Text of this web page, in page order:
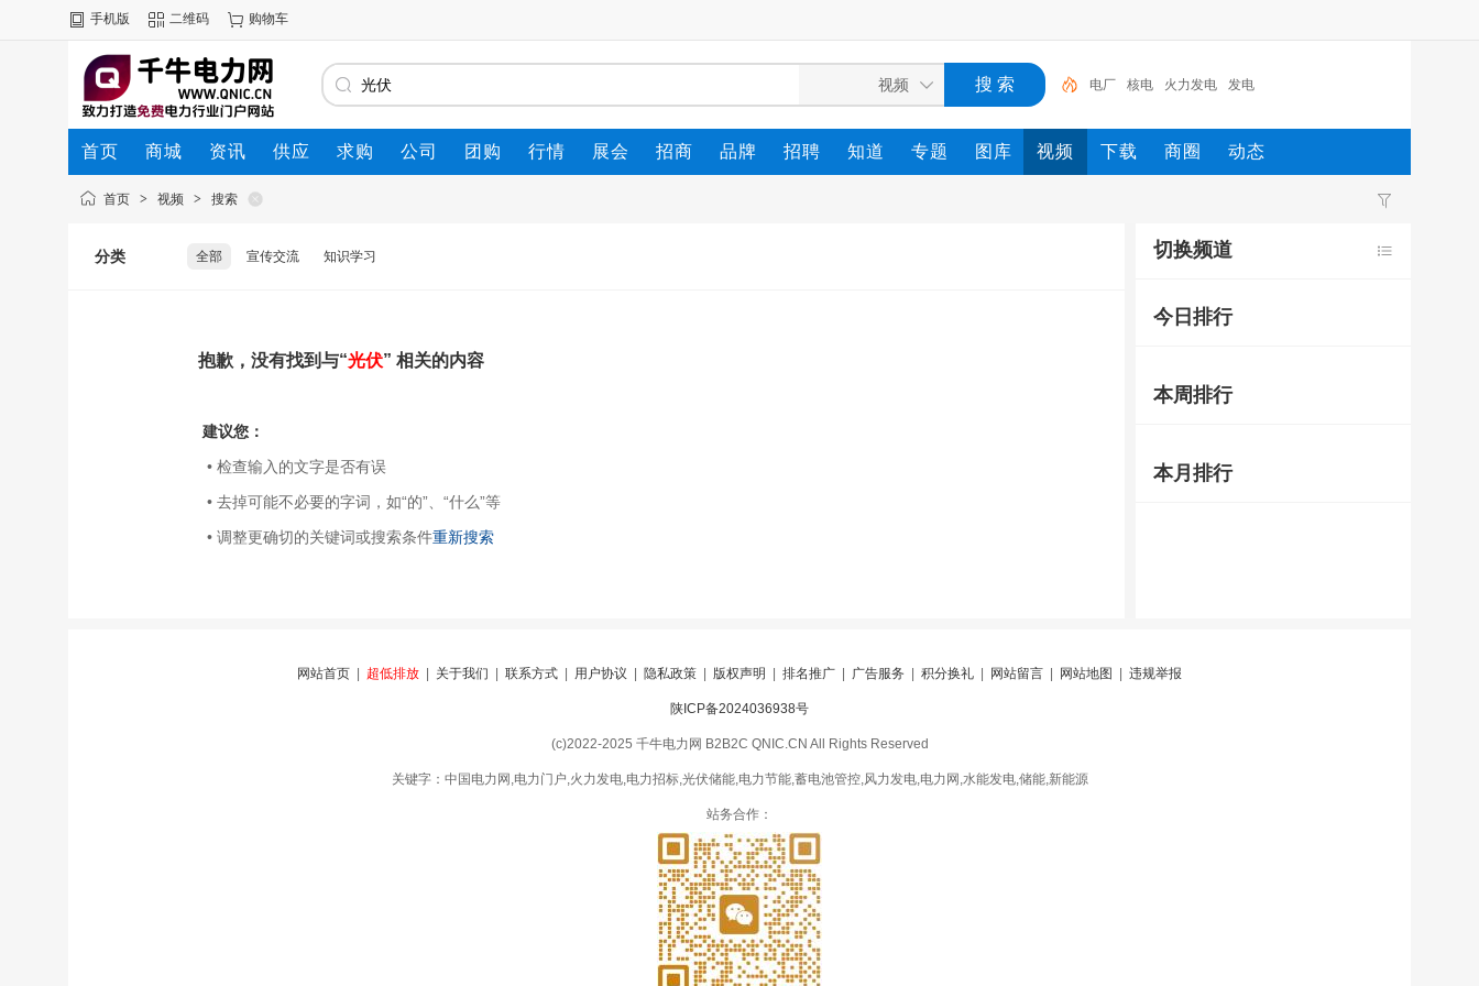
手机版 二维码 购物车
电厂 核电 火力发电 发电
首页 商城 资讯 供应 求购 公司 团购 行情 展会 招商 品牌 招聘 知道 专题 图库 视频 下载 商圈 动态
首页 > 视频 > 搜索
分类 全部 宣传交流 知识学习
抱歉，没有找到与“光伏” 相关的内容
建议您：
• 检查输入的文字是否有误
• 去掉可能不必要的字词，如“的”、“什么”等
• 调整更确切的关键词或搜索条件重新搜索
切换频道
今日排行
本周排行
本月排行
网站首页 超低排放 关于我们 联系方式 用户协议 隐私政策 版权声明 排名推广 广告服务 积分换礼 网站留言 网站地图 违规举报
陕ICP备2024036938号
(c)2022-2025 千牛电力网 B2B2C QNIC.CN All Rights Reserved
关键字：中国电力网,电力门户,火力发电,电力招标,光伏储能,电力节能,蓄电池管控,风力发电,电力网,水能发电,储能,新能源
站务合作：